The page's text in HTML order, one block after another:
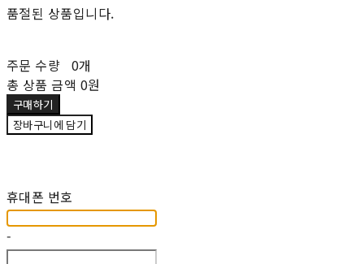
품절된 상품입니다.
주문 수량 0개
총 상품 금액 0원
구매하기
장바구니에 담기
휴대폰 번호
-